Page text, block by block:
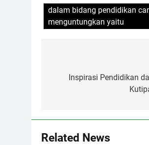
dalam bidang pendidikan
menguntungkan yaitu
posInspirasi Pendidikan
Related News